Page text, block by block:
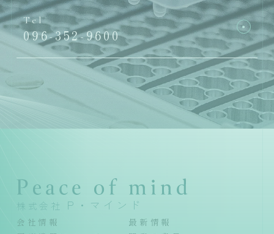
Tel
096-352-9600
株式会社 P・マインド
会社情報
最新情報